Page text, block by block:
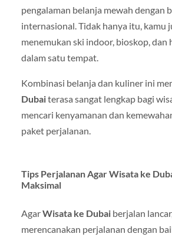
pengalaman belanja mewah dengan
internasional. Tidak hanya itu, kamu
menemukan ski indoor, bioskop, dan
dalam satu tempat.
Kombinasi belanja dan kuliner ini
Dubaiterasa sangat lengkap bagi
mencari kenyamanan dan
paket perjalanan.
Tips Perjalanan Agar Wisata ke
Maksimal
AgarWisata ke Dubaiberjalan
merencanakan perjalanan dengan